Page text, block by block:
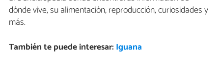
dónde vive, su alimentación, reproducción, curiosidades y
más.
También te puede interesar: Iguana